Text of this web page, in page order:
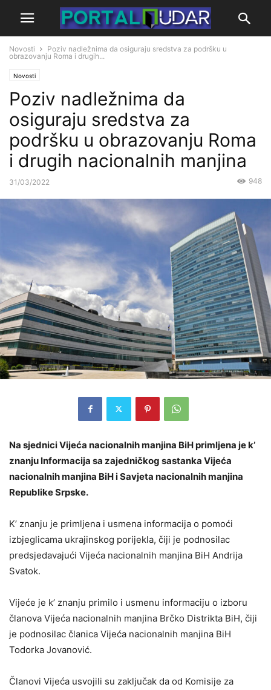
Novosti
Poziv nadležnima da osiguraju sredstva za podršku u
obrazovanju Roma i drugih...
Novosti
Poziv nadležnima da
osiguraju sredstva za
podršku u obrazovanju Roma
i drugih nacionalnih manjina
31/03/2022 948
Na sjednici Vijeća nacionalnih manjina BiH primljena je k’
znanju Informacija sa zajedničkog sastanka Vijeća
nacionalnih manjina BiH i Savjeta nacionalnih manjina
Republike Srpske.
K’ znanju je primljena i usmena informacija o pomoći
izbjeglicama ukrajinskog porijekla, čiji je podnosilac
predsjedavajući Vijeća nacionalnih manjina BiH Andrija
Svatok.
Vijeće je k’ znanju primilo i usmenu informaciju o izboru
članova Vijeća nacionalnih manjina Brčko Distrikta BiH, čiji
je podnosilac članica Vijeća nacionalnih manjina BiH
Todorka Jovanović.
Članovi Vijeća usvojili su zaključak da od Komisije za